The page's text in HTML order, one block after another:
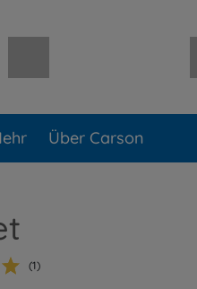
Über Carson
(1)